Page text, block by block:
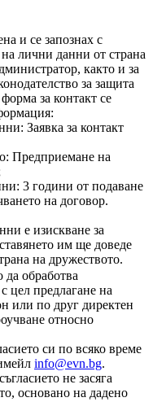
и се запознах с
лични данни от страна
както и за
за защита
за контакт се
Заявка за контакт
Предприемане на
3 години от подаване
на договор.
е изискване за
им ще доведе
на дружеството.
да обработва
цел предлагане на
или по друг директен
относно
си по всяко време
info@evn.bg.
не засяга
основано на дадено